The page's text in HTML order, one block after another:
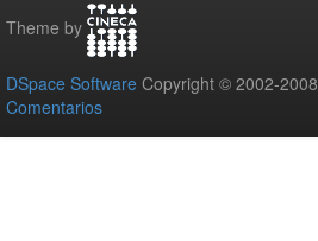
Theme by
DSpace Software Copyright © 2002-2008
Comentarios